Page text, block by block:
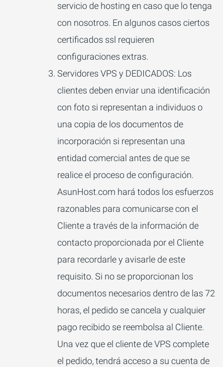
servicio de hosting en caso que lo tenga
con nosotros. En algunos casos ciertos
certificados ssl requieren
configuraciones extras.
Servidores VPS y DEDICADOS: Los
clientes deben enviar una identificación
con foto si representan a individuos o
una copia de los documentos de
incorporación si representan una
entidad comercial antes de que se
realice el proceso de configuración.
AsunHost.com hará todos los esfuerzos
razonables para comunicarse con el
Cliente a través de la información de
contacto proporcionada por el Cliente
para recordarle y avisarle de este
requisito. Si no se proporcionan los
documentos necesarios dentro de las 72
horas, el pedido se cancela y cualquier
pago recibido se reembolsa al Cliente.
Una vez que el cliente de VPS complete
el pedido, tendrá acceso a su cuenta de